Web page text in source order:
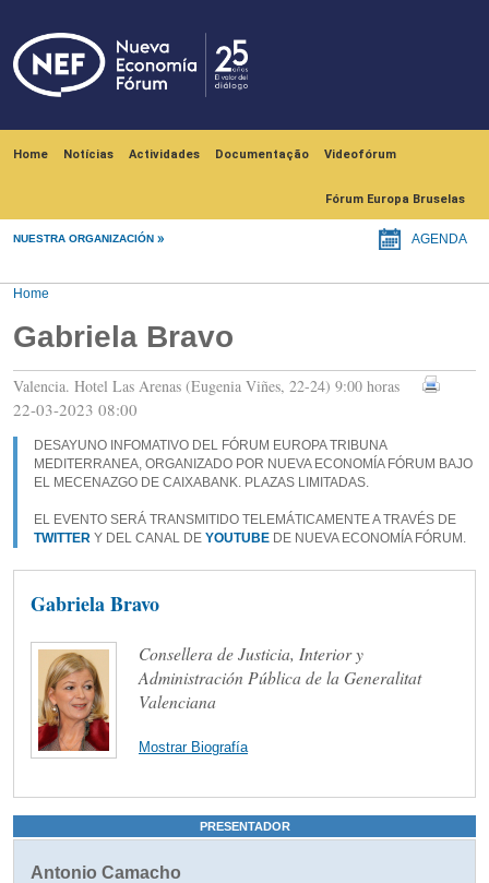
Home Notícias Actividades Documentação Videofórum
Fórum Europa Bruselas
NUESTRA ORGANIZACIÓN AGENDA
Home
Gabriela Bravo
Valencia. Hotel Las Arenas (Eugenia Viñes, 22-24) 9:00 horas
22-03-2023 08:00
DESAYUNO INFOMATIVO DEL FÓRUM EUROPA TRIBUNA
MEDITERRANEA, ORGANIZADO POR NUEVA ECONOMÍA FÓRUM BAJO
EL MECENAZGO DE CAIXABANK. PLAZAS LIMITADAS.
EL EVENTO SERÁ TRANSMITIDO TELEMÁTICAMENTE A TRAVÉS DE
TWITTER Y DEL CANAL DE YOUTUBE DE NUEVA ECONOMÍA FÓRUM.
Gabriela Bravo
Consellera de Justicia, Interior y
Administración Pública de la Generalitat
Valenciana
Mostrar Biografía
PRESENTADOR
Antonio Camacho